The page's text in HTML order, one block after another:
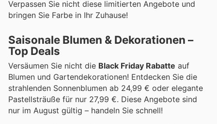
Verpassen Sie nicht diese limitierten Angebote und
bringen Sie Farbe in Ihr Zuhause!
Saisonale Blumen & Dekorationen –
Top Deals
Versäumen Sie nicht die Black Friday Rabatte auf
Blumen und Gartendekorationen! Entdecken Sie die
strahlenden Sonnenblumen ab 24,99 € oder elegante
Pastellsträuße für nur 27,99 €. Diese Angebote sind
nur im August gültig – handeln Sie schnell!